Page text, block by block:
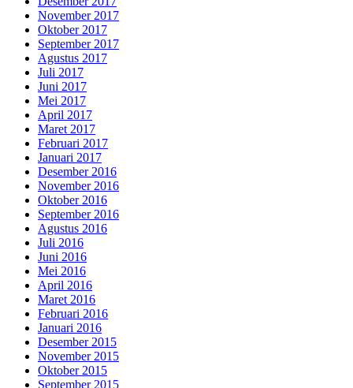
November 2017
Oktober 2017
September 2017
Agustus 2017
Juli 2017
Juni 2017
Mei 2017
April 2017
Maret 2017
Februari 2017
Januari 2017
Desember 2016
November 2016
Oktober 2016
September 2016
Agustus 2016
Juli 2016
Juni 2016
Mei 2016
April 2016
Maret 2016
Februari 2016
Januari 2016
Desember 2015
November 2015
Oktober 2015
September 2015